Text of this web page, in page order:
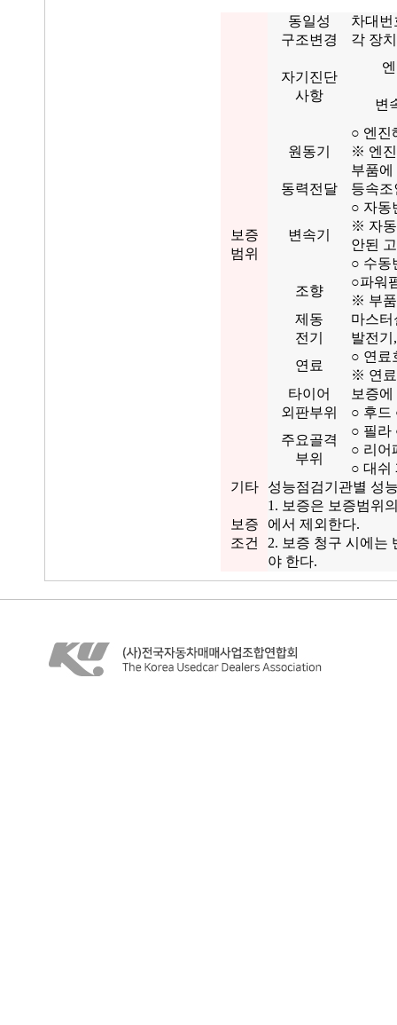
보증
범위
동일성
차대
구조변경
각 장
자기진단
사항
변
원동기
○ 엔진
※ 엔진
부품에
동력전달
등속조
변속기
○ 자동
※ 자동
안된
○ 수동
조향
○파워
※ 부품
제동
마스터
전기
발전기
연료
○ 연료
※ 연료
타이어
보증
외판부위
○ 후드
주요골격
부위
○ 필라
○ 리어
○ 대쉬
기타
성능점검기관별 성
보증
조건
1. 보증은 보증범위
에서 제외한다.
2. 보증 청구 시에는
야 한다.